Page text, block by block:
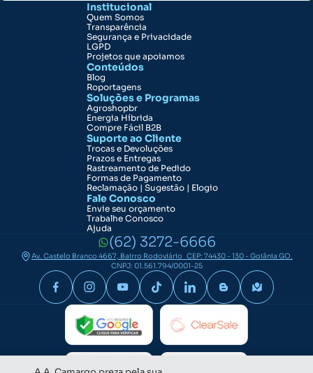
Institucional
Quem Somos
Transparência
Segurança e Privacidade
LGPD
Projetos que apoiamos
Conteúdos
Blog
Roportagens
Soluções e Programas
Agroshopbr
Energia Híbrida
Compre Fácil B2B
Suporte ao Cliente
Trocas e Devoluções
Prazos e Entregas
Rastreamento de Pedido
Formas de Pagamento
Reclamação | Sugestão | Elogio
Fale Conosco
Envie seu orçamento
Trabalhe Conosco
Ajuda
(62) 3272-6666
Av. Castelo Branco 4667, Bairro Rodoviário CEP: 74430 - 130 - Goiânia GO.
CNPJ: 01.561.794/0001-25